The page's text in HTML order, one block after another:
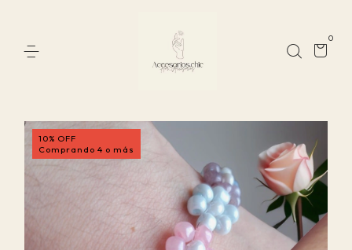
0
10% OFF
Comprando 4 o más